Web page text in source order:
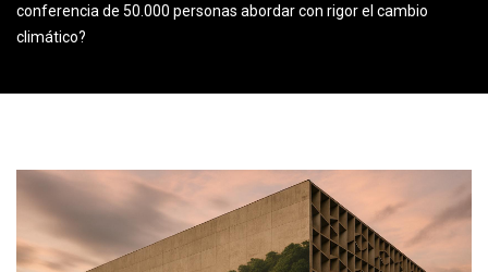
conferencia de 50.000 personas abordar con rigor el cambio
climático?